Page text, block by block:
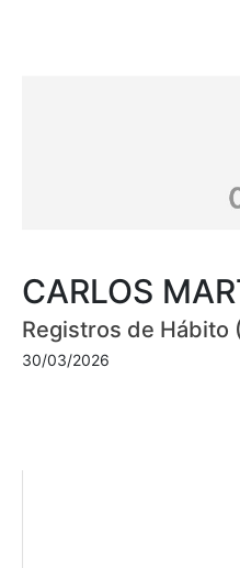
CARLOS
Registros de Hábito
30/03/2026